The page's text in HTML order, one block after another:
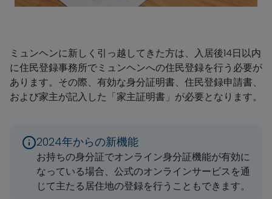
ミュンヘンに新しく引っ越してきた方は、入居後14日以内
に住民登録事務所でミュンヘンへの住民登録を行う必要が
あります。その際、有効な身分証明書、住民登録申請書、
および家主が記入した「家主証明書」が必要となります。
2024年からの新機能
お持ちの身分証でオンライン身分証機能が有効に
なっている場合、公式のオンラインサービスを通
じて主たる居住地の登録を行うこともできます。